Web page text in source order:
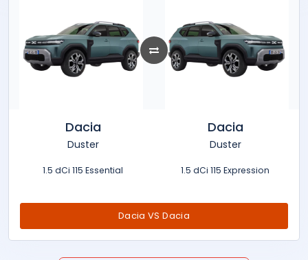
Dacia
Duster
1.5 dCi 115 Essential
Dacia
Duster
1.5 dCi 115 Expression
Dacia VS Dacia